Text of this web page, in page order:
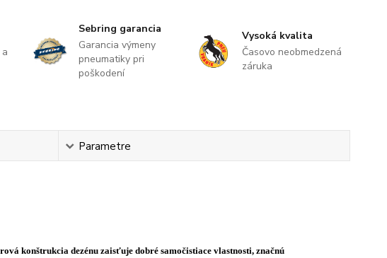
Sebring garancia
Garancia výmeny
pneumatiky pri
poškodení
Vysoká kvalita
Časovo neobmedzená
záruka
Parametre
konštrukcia dezénu zaisťuje dobré samočistiace vlastnosti, značnú